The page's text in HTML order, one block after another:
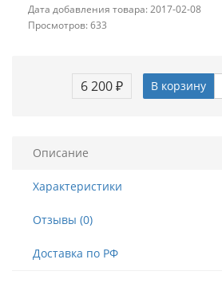
Дата добавления товара: 2017-02-08
Просмотров: 633
6 200 ₽ В корзину
Описание
Характеристики
Отзывы (0)
Доставка по РФ